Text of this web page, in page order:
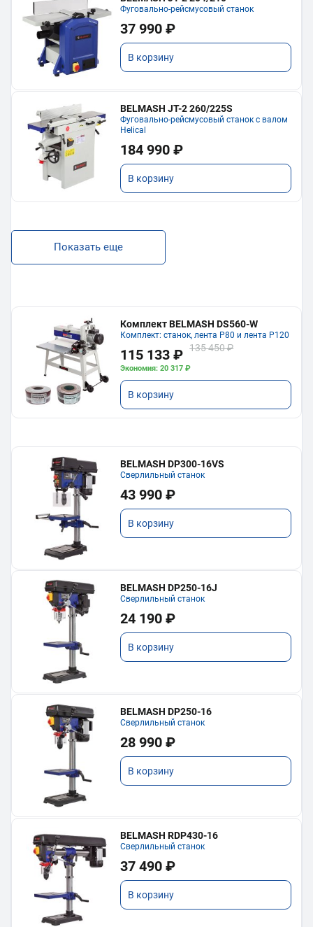
Фуговально-рейсмусовый станок
37 990 ₽
В корзину
BELMASH JT-2 260/225S
Фуговально-рейсмусовый станок с валом
Helical
184 990 ₽
В корзину
Показать еще
Комплект BELMASH DS560-W
Комплект: станок, лента P80 и лента P120
115 133 ₽ 135 450 ₽
Экономия: 20 317 ₽
В корзину
BELMASH DP300-16VS
Сверлильный станок
43 990 ₽
В корзину
BELMASH DP250-16J
Сверлильный станок
24 190 ₽
В корзину
BELMASH DP250-16
Сверлильный станок
28 990 ₽
В корзину
BELMASH RDP430-16
Сверлильный станок
37 490 ₽
В корзину